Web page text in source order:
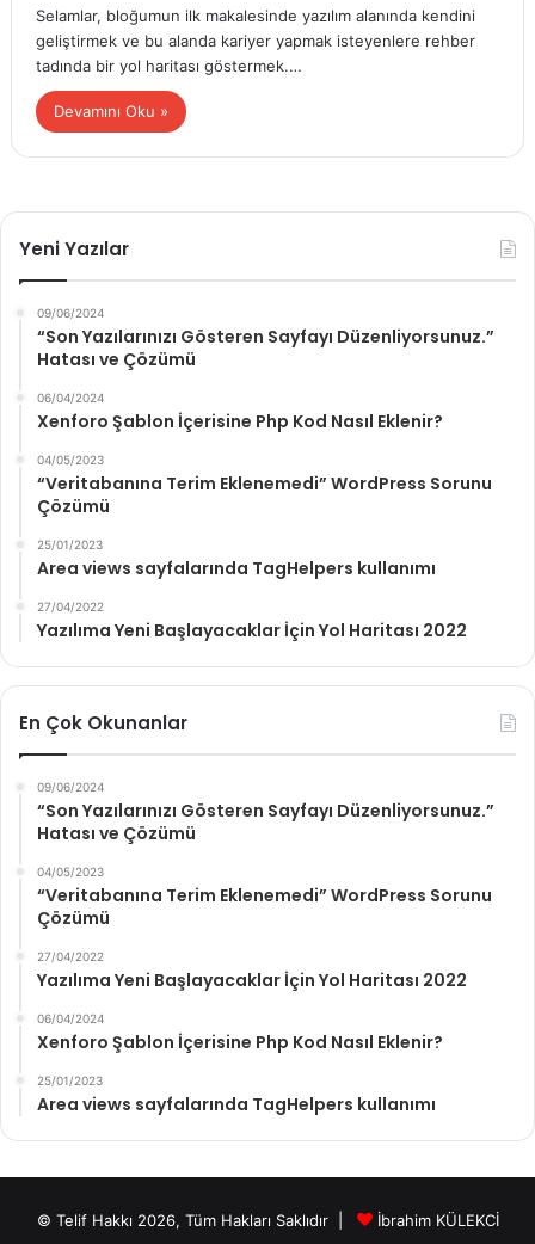
Selamlar, bloğumun ilk makalesinde yazılım alanında kendini
geliştirmek ve bu alanda kariyer yapmak isteyenlere rehber
tadında bir yol haritası göstermek.…
Devamını Oku »
Yeni Yazılar
09/06/2024
“Son Yazılarınızı Gösteren Sayfayı Düzenliyorsunuz.”
Hatası ve Çözümü
06/04/2024
Xenforo Şablon İçerisine Php Kod Nasıl Eklenir?
04/05/2023
“Veritabanına Terim Eklenemedi” WordPress Sorunu
Çözümü
25/01/2023
Area views sayfalarında TagHelpers kullanımı
27/04/2022
Yazılıma Yeni Başlayacaklar İçin Yol Haritası 2022
En Çok Okunanlar
09/06/2024
“Son Yazılarınızı Gösteren Sayfayı Düzenliyorsunuz.”
Hatası ve Çözümü
04/05/2023
“Veritabanına Terim Eklenemedi” WordPress Sorunu
Çözümü
27/04/2022
Yazılıma Yeni Başlayacaklar İçin Yol Haritası 2022
06/04/2024
Xenforo Şablon İçerisine Php Kod Nasıl Eklenir?
25/01/2023
Area views sayfalarında TagHelpers kullanımı
© Telif Hakkı 2026, Tüm Hakları Saklıdır | İbrahim KÜLEKCİ